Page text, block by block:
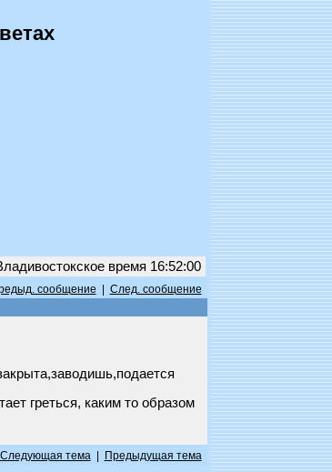
время 16:52:00
сообщение
След. сообщение
греться, каким то образом
Следующая тема| Предыдущая тема